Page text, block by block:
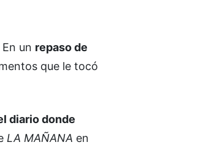
un repaso de
que le tocó
diario donde
LA MAÑANA en